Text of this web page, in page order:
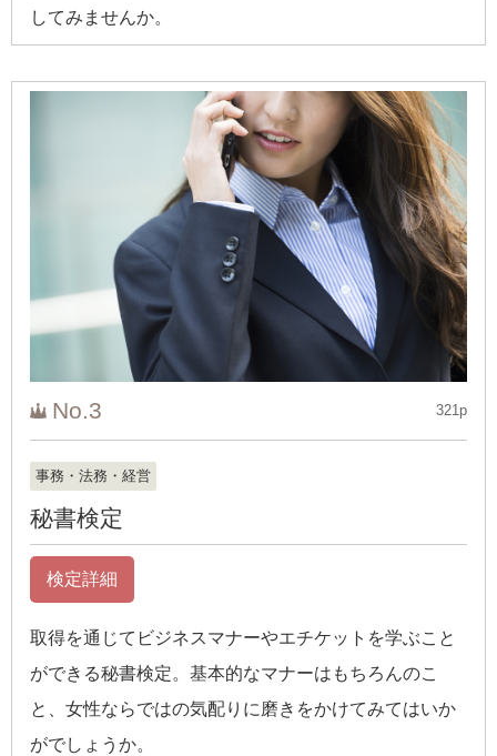
してみませんか。
No.3 321p
事務・法務・経営
秘書検定
検定詳細
取得を通じてビジネスマナーやエチケットを学ぶこと
ができる秘書検定。基本的なマナーはもちろんのこ
と、女性ならではの気配りに磨きをかけてみてはいか
がでしょうか。